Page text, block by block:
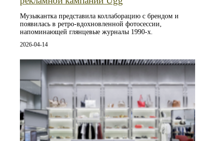
Музыкантка представила коллаборацию с брендом и
появилась в ретро-вдохновленной фотосессии,
напоминающей глянцевые журналы 1990-х.
2026-04-14